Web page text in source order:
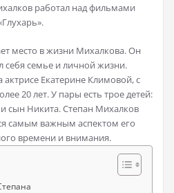
работал над фильмами
место в жизни Михалкова. Он
себя семье и личной жизни.
Екатерине Климовой, с
20 лет. У пары есть трое детей:
сын Никита. Степан Михалков
самым важным аспектом его
времени и внимания.